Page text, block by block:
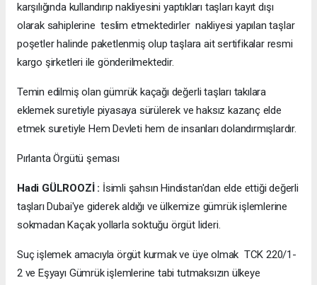
karşılığında kullandırıp nakliyesini yaptıkları taşları kayıt dışı
olarak sahiplerine teslim etmektedirler nakliyesi yapılan taşlar
poşetler halinde paketlenmiş olup taşlara ait sertifikalar resmi
kargo şirketleri ile gönderilmektedir.
Temin edilmiş olan gümrük kaçağı değerli taşları takılara
eklemek suretiyle piyasaya sürülerek ve haksız kazanç elde
etmek suretiyle Hem Devleti hem de insanları dolandırmışlardır.
Pırlanta Örgütü şeması
Hadi GÜLROOZİ : İsimli şahsın Hindistan'dan elde ettiği değerli
taşları Dubai'ye giderek aldığı ve ülkemize gümrük işlemlerine
sokmadan Kaçak yollarla soktuğu örgüt lideri.
Suç işlemek amacıyla örgüt kurmak ve üye olmak TCK 220/1-
2 ve Eşyayı Gümrük işlemlerine tabi tutmaksızın ülkeye